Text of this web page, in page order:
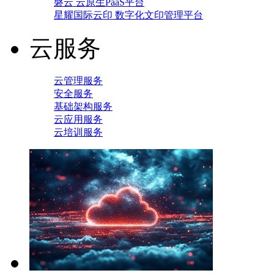
磐云 云原生PaaS平台
星耀国际云印 数字化文印管理平台
云服务
云管理服务
安全服务
基础架构服务
云应用服务
云培训服务